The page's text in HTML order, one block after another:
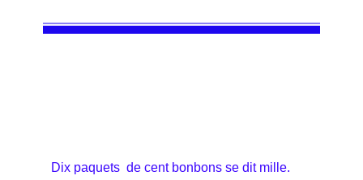
Dix paquets de cent bonbons se dit mille.